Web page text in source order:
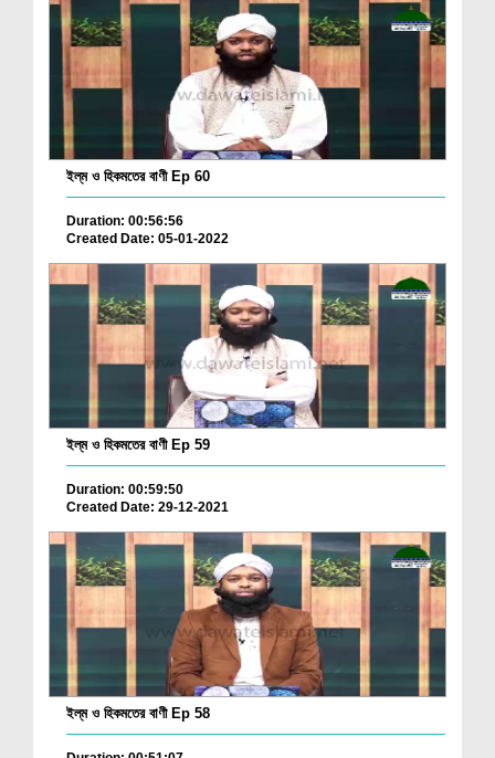
ইল্‌ম ও হিকমতের বাণী Ep 60
Duration: 00:56:56
Created Date: 05-01-2022
ইল্‌ম ও হিকমতের বাণী Ep 59
Duration: 00:59:50
Created Date: 29-12-2021
ইল্‌ম ও হিকমতের বাণী Ep 58